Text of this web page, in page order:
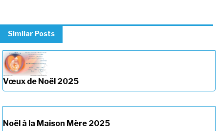
Similar Posts
Vœux de Noël 2025
Noël à la Maison Mère 2025